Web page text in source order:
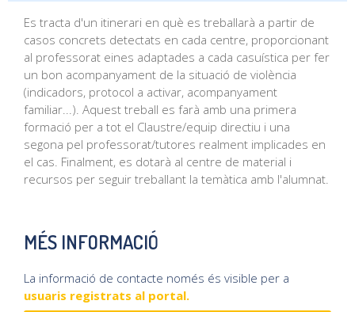
Es tracta d'un itinerari en què es treballarà a partir de
casos concrets detectats en cada centre, proporcionant
al professorat eines adaptades a cada casuística per fer
un bon acompanyament de la situació de violència
(indicadors, protocol a activar, acompanyament
familiar...). Aquest treball es farà amb una primera
formació per a tot el Claustre/equip directiu i una
segona pel professorat/tutores realment implicades en
el cas. Finalment, es dotarà al centre de material i
recursos per seguir treballant la temàtica amb l'alumnat.
MÉS INFORMACIÓ
La informació de contacte només és visible per a
usuaris registrats al portal.